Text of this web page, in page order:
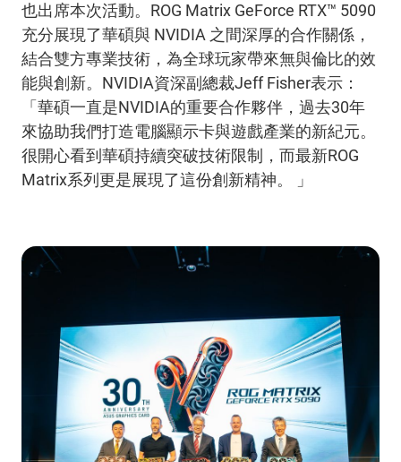
也出席本次活動。ROG Matrix GeForce RTX™ 5090
充分展現了華碩與 NVIDIA 之間深厚的合作關係，
結合雙方專業技術，為全球玩家帶來無與倫比的效
能與創新。NVIDIA資深副總裁Jeff Fisher表示：
「華碩一直是NVIDIA的重要合作夥伴，過去30年
來協助我們打造電腦顯示卡與遊戲產業的新紀元。
很開心看到華碩持續突破技術限制，而最新ROG
Matrix系列更是展現了這份創新精神。 」